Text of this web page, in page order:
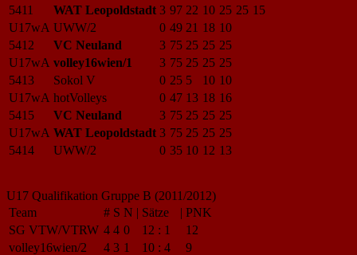
5411
WAT Leopoldstadt 3 97 22 10 25 25 15
U17wA UWW/2 0 49 21 18 10
5412
VC Neuland 3 75 25 25 25
U17wA volley16wien/1 3 75 25 25 25
5413
Sokol V 0 25 5 10 10
U17wA hotVolleys 0 47 13 18 16
5415
VC Neuland 3 75 25 25 25
U17wA WAT Leopoldstadt 3 75 25 25 25
5414
UWW/2 0 35 10 12 13
U17 Qualifikation Gruppe B (2011/2012)
Team
# S N | Sätze | PNK
SG VTW/VTRW 4 4 0 12 : 1
12
volley16wien/2
4 3 1 10 : 4
9